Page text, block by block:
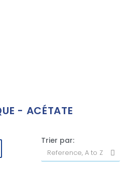
- ACÉTATE
Trier par: